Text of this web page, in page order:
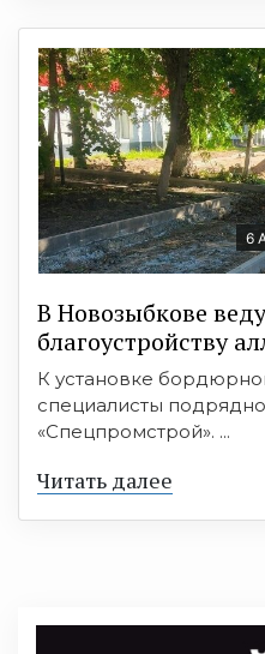
6
В Новозыбкове
благоустройству
К установке
специалисты
«Спецпромстрой». ...
Читать далее